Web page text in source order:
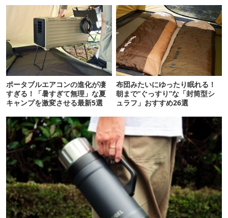
ポータブルエアコンの進化が凄
すぎる！「暑すぎて無理」な夏
キャンプを激変させる最新5選
布団みたいにゆったり眠れる！
朝まで“ぐっすり”な「封筒型シ
ュラフ」おすすめ26選